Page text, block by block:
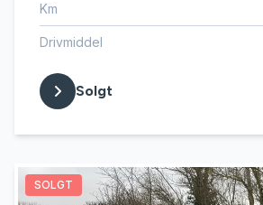
Km
Drivmiddel
Solgt
SOLGT